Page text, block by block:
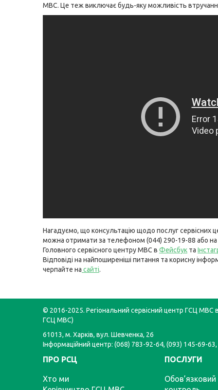
МВС. Це теж виключає будь-яку можливість
Нагадуємо, що консультацію щодо послуг сервісних
можна отримати за телефоном (044) 290-19-88 або на
Головного сервісного центру МВС в Фейсбук та
Відповіді на найпоширеніші питання та корисну
черпайте на сайті.
© 2016-2025. Регіональний сервісний центр ГСЦ МВС в
ГСЦ МВС)
61013, м. Харків, вул. Шевченка, 26
Інформаційний центр: (068) 783-92-64, (093) 145-69-
ПРО РСЦ
Хто ми
ПОСЛУГИ
Обов’язковий